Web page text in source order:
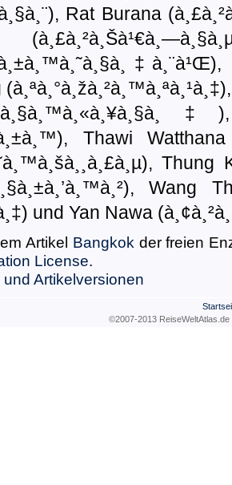
Rat Burana
Thawi Watthana
Thung
Wang
und Yan Nawa
Artikel Bangkok der freien
License.
Artikelversionen
©2007-2013